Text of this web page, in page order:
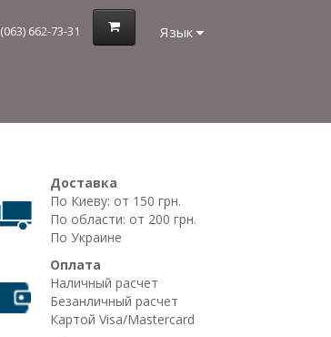
(063) 662-73-31 Язык
Доставка
По Киеву: от 150 грн.
По области: от 200 грн.
По Украине
Оплата
Наличный расчет
Безанличный расчет
Картой Visa/Mastercard